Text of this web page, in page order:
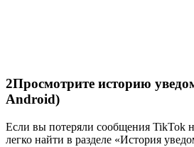
2Просмотрите историю
Android)
Если вы потеряли сообщения TikTok
легко найти в разделе «История